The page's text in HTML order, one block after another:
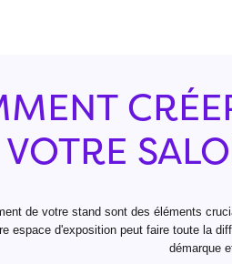
VOTRE
de votre stand sont des éléments
espace d'exposition peut faire toute la
démarque